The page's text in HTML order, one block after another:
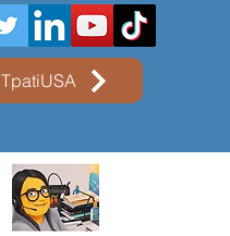
TpatiUSA